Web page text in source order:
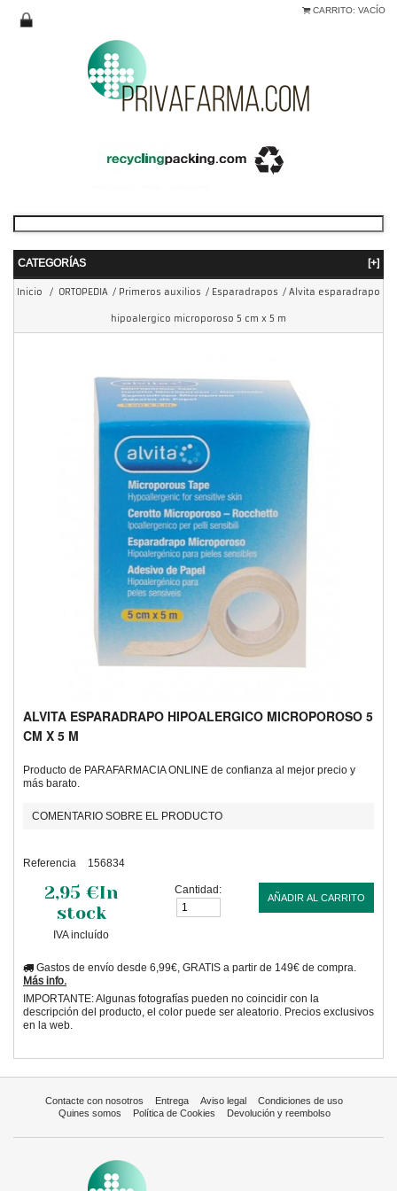
CARRITO: VACÍO
CATEGORÍAS [+]
Inicio / ORTOPEDIA / Primeros auxilios / Esparadrapos / Alvita esparadrapo
hipoalergico microporoso 5 cm x 5 m
ALVITA ESPARADRAPO HIPOALERGICO MICROPOROSO 5
CM X 5 M
Producto de PARAFARMACIA ONLINE de confianza al mejor precio y
más barato.
COMENTARIO SOBRE EL PRODUCTO
Referencia 156834
2,95 €In
stock
IVA incluído
Cantidad:
AÑADIR AL CARRITO
Gastos de envío desde 6,99€, GRATIS a partir de 149€ de compra.
Más info.
IMPORTANTE: Algunas fotografías pueden no coincidir con la
descripción del producto, el color puede ser aleatorio. Precios exclusivos
en la web.
Contacte con nosotros Entrega Aviso legal
Condiciones de uso
Quines somos
Política de Cookies Devolución y reembolso